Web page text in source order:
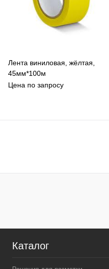
Лента виниловая, жёлтая,
45мм*100м
Цена по запросу
Каталог